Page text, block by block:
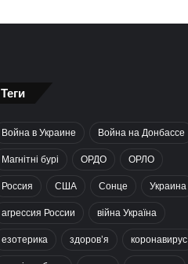
Теги
Война в Украине Война на Донбассе
Магнітні бурі ОРДО ОРЛО
Россия США Сонце Украина
агрессия России війна Україна
езотерика здоров’я коронавирус